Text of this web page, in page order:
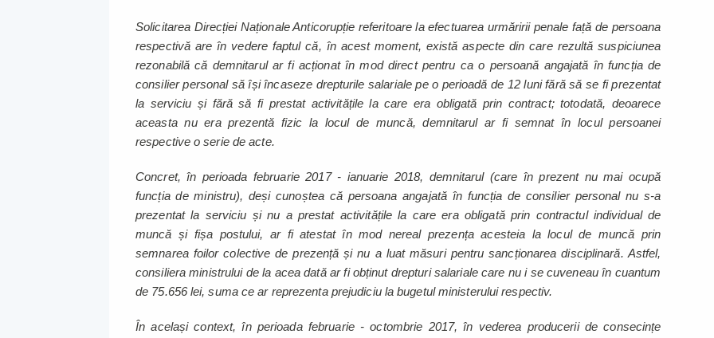
Solicitarea Direcției Naționale Anticorupție referitoare la efectuarea urmăririi penale față de persoana
respectivă are în vedere faptul că, în acest moment, există aspecte din care rezultă suspiciunea
rezonabilă că demnitarul ar fi acționat în mod direct pentru ca o persoană angajată în funcția de
consilier personal să își încaseze drepturile salariale pe o perioadă de 12 luni fără să se fi prezentat
la serviciu și fără să fi prestat activitățile la care era obligată prin contract; totodată, deoarece
aceasta nu era prezentă fizic la locul de muncă, demnitarul ar fi semnat în locul persoanei
respective o serie de acte.
Concret, în perioada februarie 2017 - ianuarie 2018, demnitarul (care în prezent nu mai ocupă
funcția de ministru), deși cunoștea că persoana angajată în funcția de consilier personal nu s-a
prezentat la serviciu și nu a prestat activitățile la care era obligată prin contractul individual de
muncă și fișa postului, ar fi atestat în mod nereal prezența acesteia la locul de muncă prin
semnarea foilor colective de prezență și nu a luat măsuri pentru sancționarea disciplinară. Astfel,
consiliera ministrului de la acea dată ar fi obținut drepturi salariale care nu i se cuveneau în cuantum
de 75.656 lei, suma ce ar reprezenta prejudiciu la bugetul ministerului respectiv.
În același context, în perioada februarie - octombrie 2017, în vederea producerii de consecințe